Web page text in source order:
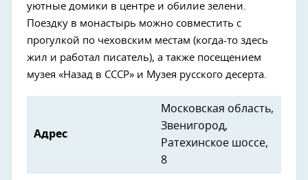
уютные домики в центре и обилие зелени.
Поездку в монастырь можно совместить с
прогулкой по чеховским местам (когда-то здесь
жил и работал писатель), а также посещением
музея «Назад в СССР» и Музея русского десерта.
Адрес
Московская область,
Звенигород,
Ратехинское шоссе,
8